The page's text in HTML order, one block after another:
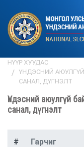
НҮҮР ХУУДАС
ҮНДЭСНИЙ
САНАЛ, ДҮГНЭЛТ
Үндэсний аюулгүй
санал, дүгнэлт
# Гарчиг